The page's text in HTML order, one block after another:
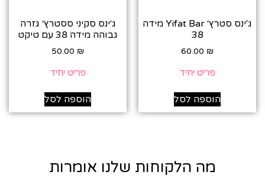
ג'ינס סטרץ׳ Yifat Bar מידה
38
60.00 ₪
פריט יחיד
הוספה לסל
ג׳ינס סקיני ססטרץ׳ גזרה
גבוהה מידה 38 עם טיקט
50.00 ₪
פריט יחיד
הוספה לסל
מה הלקוחות שלנו אומרות